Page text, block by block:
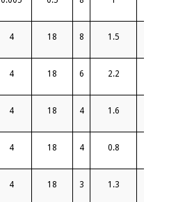
4 18 8 1.5
4 18 6 2.2
4 18 4 1.6
4 18 4 0.8
4 18 3 1.3